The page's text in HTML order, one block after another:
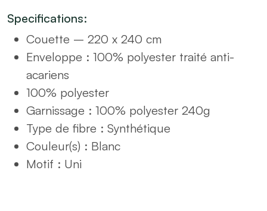
France)
quantity
Specifications:
Couette – 220 x 240 cm
Enveloppe : 100% polyester traité anti-
acariens
100% polyester
Garnissage : 100% polyester 240g
Type de fibre : Synthétique
Couleur(s) : Blanc
Motif : Uni